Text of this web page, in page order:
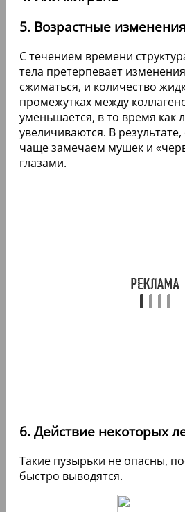
5. Возрастные
С течением времени
тела претерпевает
сжиматься, и количество
промежутках между
уменьшается, в то время как
увеличиваются. В
чаще замечаем мушек и
глазами.
6. Действие некоторых
Такие пузырьки не опасны,
быстро выводятся.